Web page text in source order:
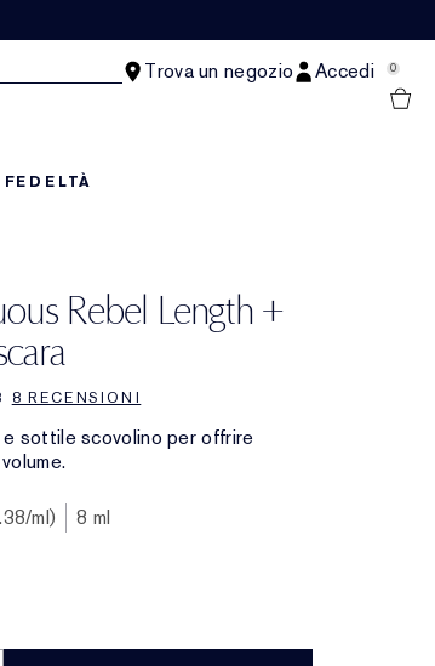
Trova un negozio Accedi 0
Rebel Length +
8 RECENSIONI
sottile scovolino per offrire
/ml 8 ml